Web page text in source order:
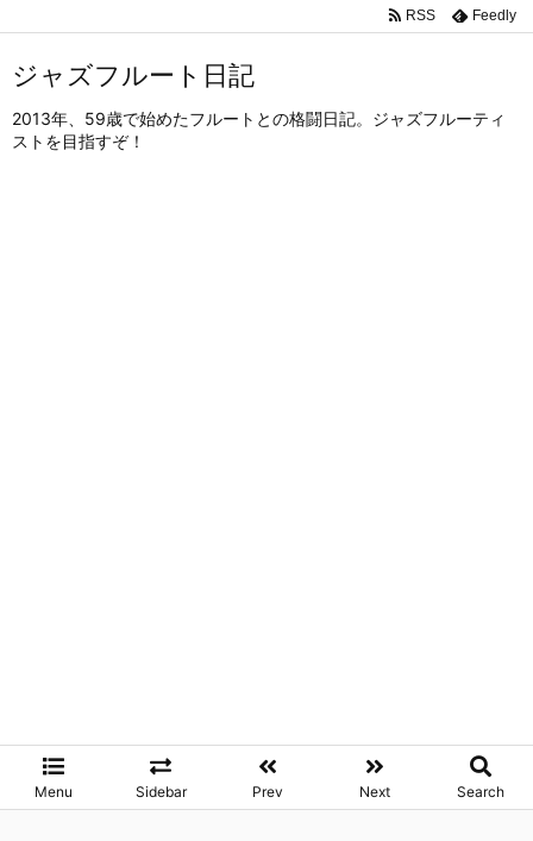
ジャズフルート日記
2013年、59歳で始めたフルートとの格闘日記。ジャズフルーティ
ストを目指すぞ！
Menu Sidebar Prev Next Search
RSS Feedly